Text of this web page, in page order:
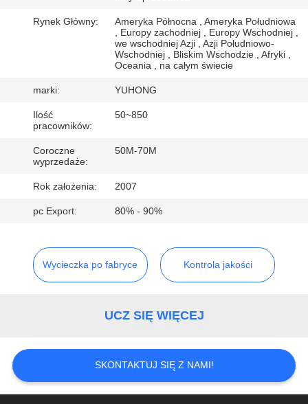
JAKOŚCI
SKONTAKTUJ
POPROSIĆ
O
COMPANY
PRIVACY
Rynek Główny:
Ameryka Północna , Ameryka Południowa
, Europy zachodniej , Europy Wschodniej ,
we wschodniej Azji , Azji Południowo-
Wschodniej , Bliskim Wschodzie , Afryki ,
Oceania , na całym świecie
marki: YUHONG
Ilość
pracowników:
50~850
Coroczne
wyprzedaże:
50M-70M
Rok założenia: 2007
pc Export: 80% - 90%
Wycieczka po fabryce Kontrola jakości
UCZ SIĘ WIĘCEJ
SKONTAKTUJ SIĘ Z NAMI!